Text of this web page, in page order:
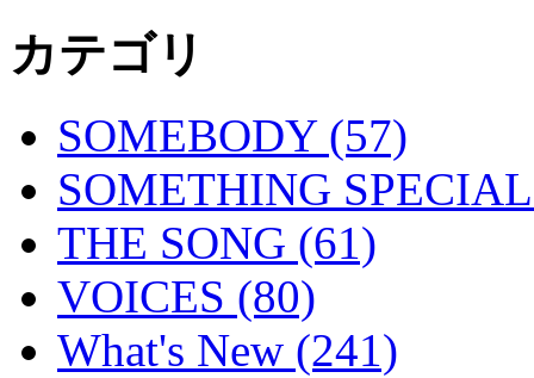
カテゴリ
SOMEBODY (57)
SOMETHING
THE SONG (61)
VOICES (80)
What's New (241)